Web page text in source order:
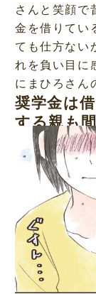
さんと笑顔で
金を借りてい
ても仕方ない
れを負い目に
にまひろさん
奨学金は
する親も